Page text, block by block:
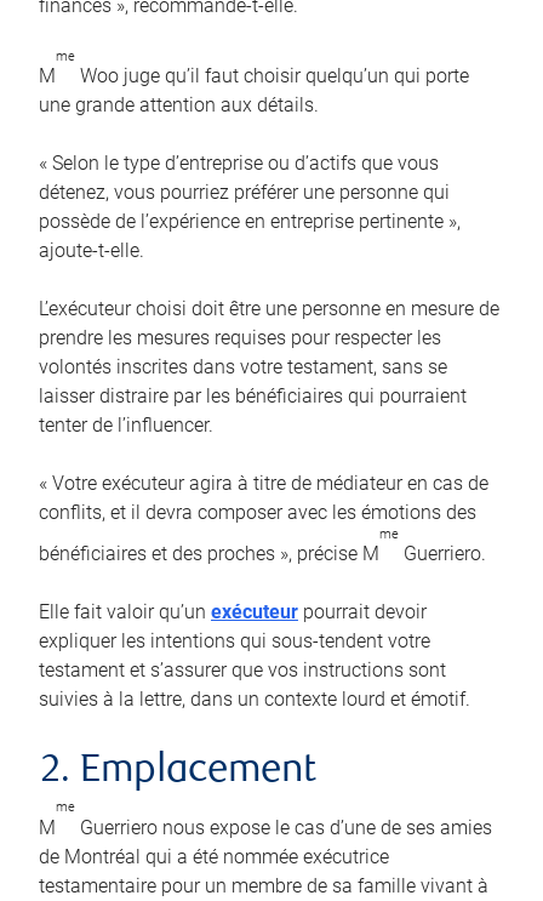
finances », recommande-t-elle.
M
me
Woo juge qu’il faut choisir quelqu’un qui porte
une grande attention aux détails.
« Selon le type d’entreprise ou d’actifs que vous
détenez, vous pourriez préférer une personne qui
possède de l’expérience en entreprise pertinente »,
ajoute-t-elle.
L’exécuteur choisi doit être une personne en mesure de
prendre les mesures requises pour respecter les
volontés inscrites dans votre testament, sans se
laisser distraire par les bénéficiaires qui pourraient
tenter de l’influencer.
« Votre exécuteur agira à titre de médiateur en cas de
conflits, et il devra composer avec les émotions des
bénéficiaires et des proches », précise M
me
Guerriero.
Elle fait valoir qu’un exécuteur pourrait devoir
expliquer les intentions qui sous-tendent votre
testament et s’assurer que vos instructions sont
suivies à la lettre, dans un contexte lourd et émotif.
2. Emplacement
M
me
Guerriero nous expose le cas d’une de ses amies
de Montréal qui a été nommée exécutrice
testamentaire pour un membre de sa famille vivant à